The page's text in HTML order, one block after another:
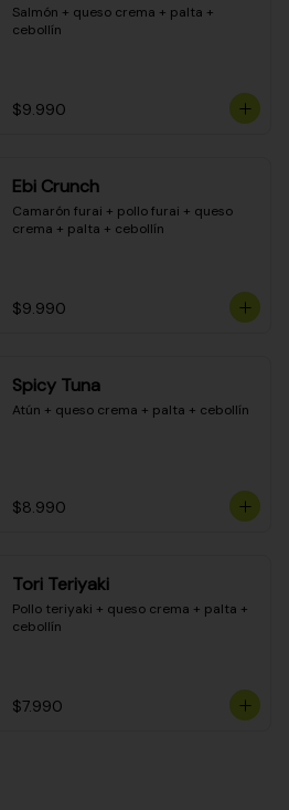
Salmón + queso crema + palta +
cebollín
$9.990
Ebi Crunch
Camarón furai + pollo furai + queso
crema + palta + cebollín
$9.990
Spicy Tuna
Atún + queso crema + palta + cebollín
$8.990
Tori Teriyaki
Pollo teriyaki + queso crema + palta +
cebollín
$7.990